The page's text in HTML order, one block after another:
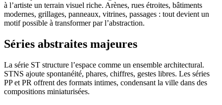
à l’artiste un terrain visuel riche. Arènes, rues étroites, bâtiments
modernes, grillages, panneaux, vitrines, passages : tout devient un
motif possible à transformer par l’abstraction.
Séries abstraites majeures
La série ST structure l’espace comme un ensemble architectural.
STNS ajoute spontanéité, phares, chiffres, gestes libres. Les séries
PP et PR offrent des formats intimes, condensant la ville dans des
compositions miniaturisées.